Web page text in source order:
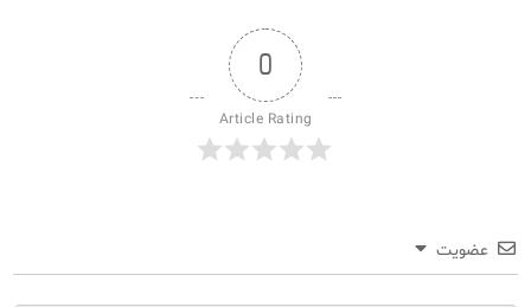
0
Article Rating
عضویت